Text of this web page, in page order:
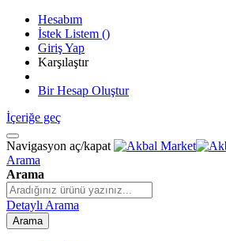
Hesabım
İstek Listem ()
Giriş Yap
Karşılaştır
Bir Hesap Oluştur
İçeriğe geç
Navigasyon aç/kapat
Arama
Arama
Detaylı Arama
Arama